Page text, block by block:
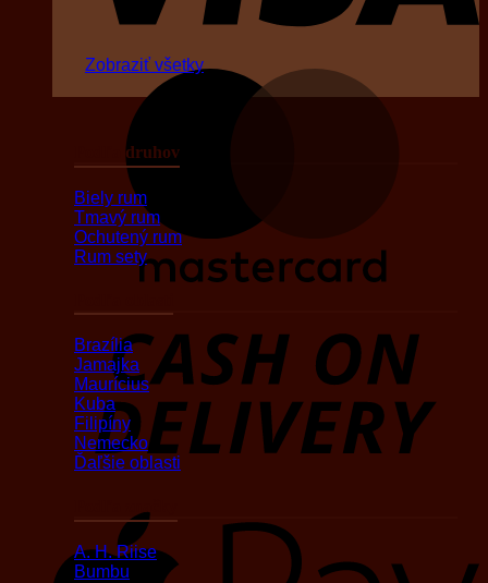
Zobraziť všetky
Podľa druhov
Biely rum
Tmavý rum
Ochutený rum
Rum sety
Brazília
Jamajka
Maurícius
Kuba
Filipíny
Nemecko
Ďaľšie oblasti
A. H. Riise
Bumbu